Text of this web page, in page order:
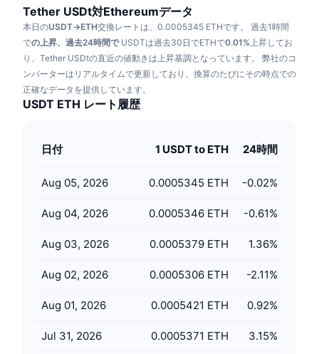
ファイナンス
テック
NFT総合統計
今後の販売予定
RSI
MACD
デリバティブ
ビデオ一覧
暗号資産用語集
キャンペーン
カレンダー
ICOカレンダー
イベントカレンダー
Tether USDt対Ethereumデータ
本日のUSDT→ETH交換レートは、0.0005345 ETHです。
過去1時間
での上昇、過去24時間で USDTは過去30日でETHで0.01%上昇してお
り、Tether USDtの直近の値動きは上昇基調となっています。 弊社のコ
ンバーターはリアルタイムで更新しており、換算のたびにその時点での
正確なデータを提供しています。
USDT ETH レート履歴
日付 1 USDT to ETH 24時間
Aug 05, 2026 0.0005345 ETH -0.02%
Aug 04, 2026 0.0005346 ETH -0.61%
Aug 03, 2026 0.0005379 ETH 1.36%
Aug 02, 2026 0.0005306 ETH -2.11%
Aug 01, 2026 0.0005421 ETH 0.92%
Jul 31, 2026 0.0005371 ETH 3.15%